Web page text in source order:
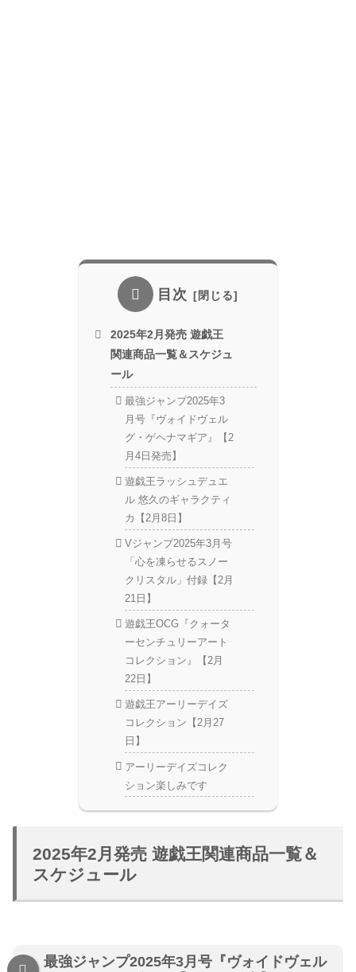
目次
2025年2月発売 遊戯王
関連商品一覧＆スケジュ
ール
最強ジャンプ2025年3
月号『ヴォイドヴェル
グ・ゲヘナマギア』【2
月4日発売】
遊戯王ラッシュデュエ
ル 悠久のギャラクティ
カ【2月8日】
Vジャンプ2025年3月号
「心を凍らせるスノー
クリスタル」付録【2月
21日】
遊戯王OCG『クォータ
ーセンチュリーアート
コレクション』【2月
22日】
遊戯王アーリーデイズ
コレクション【2月27
日】
アーリーデイズコレク
ション楽しみです
2025年2月発売 遊戯王関連商品一覧＆
スケジュール
最強ジャンプ2025年3月号『ヴォイドヴェル